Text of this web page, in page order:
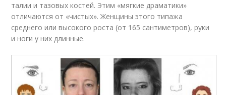
талии и тазовых костей. Этим «мягкие драматики»
отличаются от «чистых». Женщины этого типажа
среднего или высокого роста (от 165 сантиметров), руки
и ноги у них длинные.